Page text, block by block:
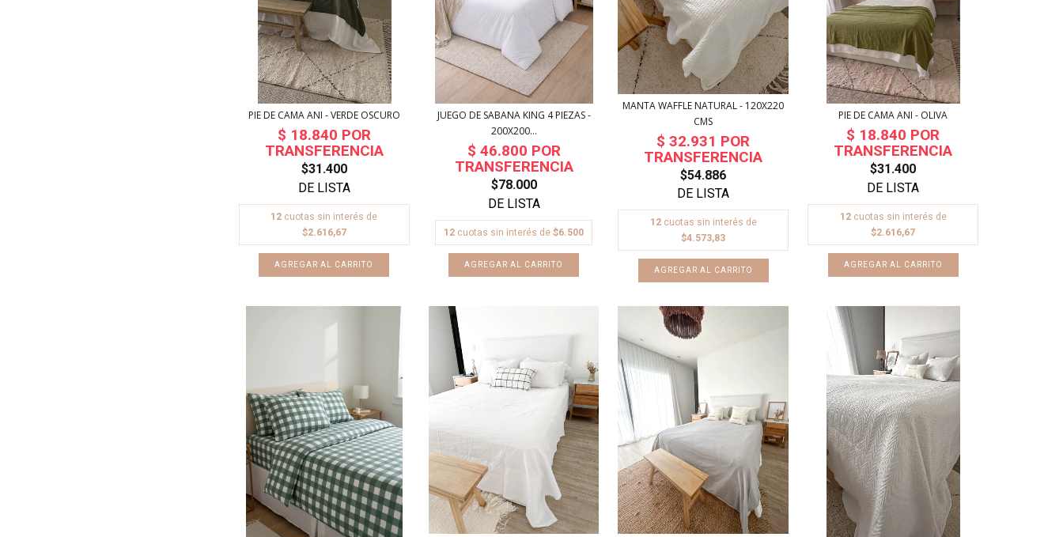
PIE DE CAMA ANI - VERDE OSCURO
$31.400
12 cuotas sin interés de
$2.616,67
JUEGO DE SABANA KING 4 PIEZAS -
200X200...
$78.000
12 cuotas sin interés de$6.500
AGREGAR AL CARRITO
MANTA WAFFLE NATURAL - 120X220
CMS
$54.886
12 cuotas sin interés de
$4.573,83
PIE DE CAMA ANI - OLIVA
$31.400
12 cuotas sin interés de
$2.616,67